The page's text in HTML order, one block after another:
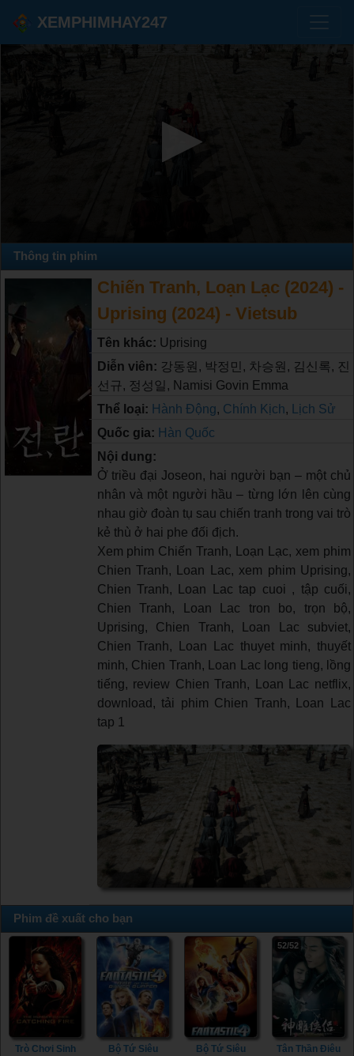
XEMPHIMHAY247
Thông tin phim
Chiến Tranh, Loạn Lạc (2024) -
Uprising (2024) - Vietsub
Tên khác: Uprising
Diễn viên: 강동원, 박정민, 차승원, 김신록, 진
선규, 정성일, Namisi Govin Emma
Thể loại: Hành Động, Chính Kịch,
Lịch Sử
Quốc gia: Hàn Quốc
Nội dung:
Ở triều đại Joseon, hai người bạn – một chủ
nhân và một người hầu – từng lớn lên cùng
nhau giờ đoàn tụ sau chiến tranh trong vai trò
kẻ thù ở hai phe đối địch.
Xem phim Chiến Tranh, Loạn Lạc, xem phim
Chien Tranh, Loan Lac, xem phim Uprising,
Chien Tranh, Loan Lac tap cuoi , tập cuối,
Chien Tranh, Loan Lac tron bo, trọn bộ,
Uprising, Chien Tranh, Loan Lac subviet,
Chien Tranh, Loan Lac thuyet minh, thuyết
minh, Chien Tranh, Loan Lac long tieng, lồng
tiếng, review Chien Tranh, Loan Lac netflix,
download, tải phim Chien Tranh, Loan Lac
tap 1
Phim đề xuất cho bạn
Trò Chơi Sinh
Bộ Tứ Siêu
Bộ Tứ Siêu
52/52
Tân Thần Điêu